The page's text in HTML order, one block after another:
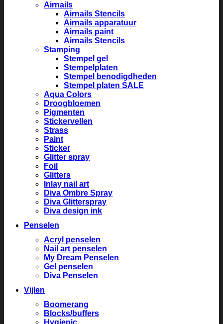
Airnails
Airnails Stencils
Airnails apparatuur
Airnails paint
Airnails Stencils
Stamping
Stempel gel
Stempelplaten
Stempel benodigdheden
Stempel platen SALE
Aqua Colors
Droogbloemen
Pigmenten
Stickervellen
Strass
Paint
Sticker
Glitter spray
Foil
Glitters
Inlay nail art
Diva Ombre Spray
Diva Glitterspray
Diva design ink
Penselen
Acryl penselen
Nail art penselen
My Dream Penselen
Gel penselen
Diva Penselen
Vijlen
Boomerang
Blocks/buffers
Hygienic